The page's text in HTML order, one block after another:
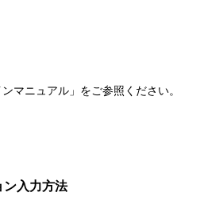
マニュアル」をご参照ください。
ン入力方法